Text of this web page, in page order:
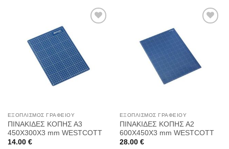
Προσθήκη
Wishlist
ΕΞΟΠΛΙΣΜΌΣ ΓΡΑΦΕΊΟΥ
ΠΙΝΑΚΙΔΕΣ ΚΟΠΗΣ Α3
450Χ300Χ3 mm WESTCOTT
14.00 €
Προσθήκη
Wishlist
ΕΞΟΠΛΙΣΜΌΣ ΓΡΑΦΕΊΟΥ
ΠΙΝΑΚΙΔΕΣ ΚΟΠΗΣ Α2
600Χ450Χ3 mm WESTCOTT
28.00 €